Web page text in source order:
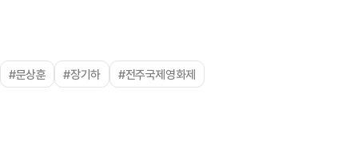
#문상훈 #장기하 #전주국제영화제